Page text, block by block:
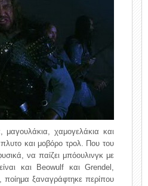
μαγουλάκια, χαμογελάκια και
και μοβόρο τρολ. Που του
να παίζει μπόουλινγκ με
και Beowulf και Grendel,
ποίημα ξαναγράφτηκε περίπου